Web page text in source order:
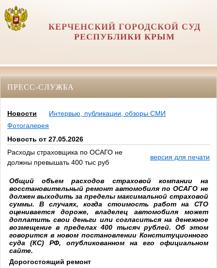
КЕРЧЕНСКИЙ ГОРОДСКОЙ СУД
РЕСПУБЛИКИ КРЫМ
ПРЕСС-СЛУЖБА
Новости
Интервью, публикации, обзоры СМИ
Фотогалерея
Новость от 27.05.2026
Расходы страховщика по ОСАГО не
должны превышать 400 тыс руб
версия для печати
Общий объем расходов страховой компании на
восстановительный ремонт автомобиля по ОСАГО не
должен выходить за пределы максимальной страховой
суммы. В случаях, когда стоимость работ на СТО
оценивается дороже, владелец автомобиля может
доплатить свои деньги или согласиться на денежное
возмещение в пределах 400 тысяч рублей. Об этом
говорится в новом постановлении Конституционного
суда (КС) РФ, опубликованном на его официальном
сайте.
Дорогостоящий ремонт